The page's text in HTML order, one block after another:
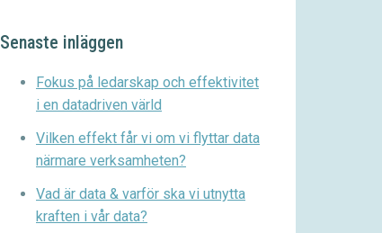
Senaste inläggen
Fokus på ledarskap och effektivitet
i en datadriven värld
Vilken effekt får vi om vi flyttar data
närmare verksamheten?
Vad är data & varför ska vi utnytta
kraften i vår data?